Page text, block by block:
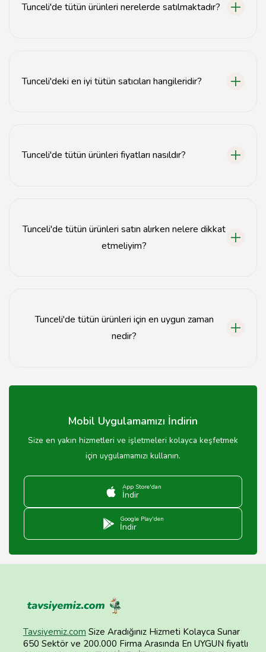
Tunceli'de tütün ürünleri nerelerde satılmaktadır?
Tunceli'deki en iyi tütün satıcıları hangileridir?
Tunceli'de tütün ürünleri fiyatları nasıldır?
Tunceli'de tütün ürünleri satın alırken nelere dikkat
etmeliyim?
Tunceli'de tütün ürünleri için en uygun zaman
nedir?
festivaller ve özel günlerdir, bu dönemlerde indirimler
Mobil Uygulamamızı İndirin
Size en yakın hizmetleri ve işletmeleri kolayca keşfetmek
için uygulamamızı kullanın.
App Store'dan
İndir
Google Play'den
İndir
Tavsiyemiz.com Size Aradığınız Hizmeti Kolayca Sunar
650 Sektör ve 200.000 Firma Arasında En UYGUN fiyatlı